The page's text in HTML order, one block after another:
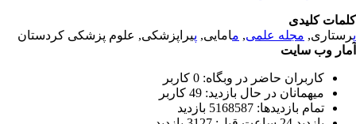
کلیدی
مجله علمی, م امایی, پیراپزشکی, علوم پزشکی کردستان
وب سایت
کاربران حاضر در وبگاه: 0 کاربر
میهمانان در حال بازدید: 49 کاربر
تمام بازدید‌ها: 5168587 بازدید